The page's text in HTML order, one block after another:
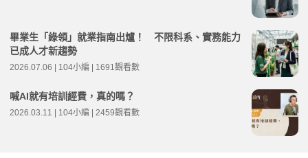
畢業生「綠領」就業指南出爐！ 不限科系、實務能力
已成人才新趨勢
2026.07.06 | 104小編 | 1691觀看數
喊AI就有培訓經費，真的嗎？
2026.03.11 | 104小編 | 2459觀看數